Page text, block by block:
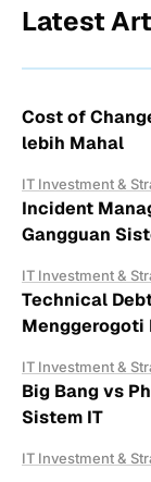
Latest
Cost of
lebih Mahal
IT Investment &
Incident
Gangguan
IT Investment &
Technical
Menggerogoti
IT Investment &
Big Bang vs
Sistem IT
IT Investment &